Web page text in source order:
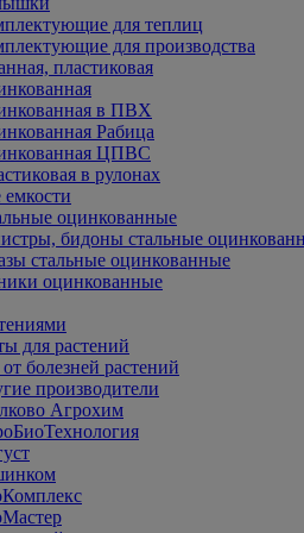
для теплиц
для производства
пластиковая
в ПВХ
Рабица
ЦПВС
в рулонах
оцинкованные
бидоны стальные
стальные оцинкованные
оцинкованные
для растений
болезней растений
производители
Агрохим